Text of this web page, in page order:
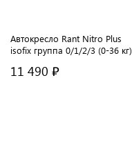
Автокресло Rant Nitro Plus
isofix группа 0/1/2/3 (0-36 кг)
11 490 ₽